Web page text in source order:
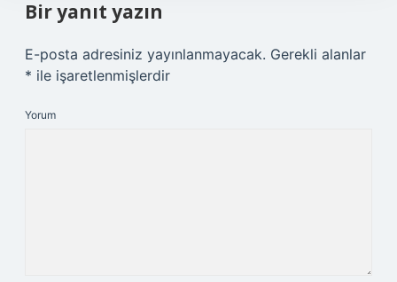
Bir yanıt yazın
E-posta adresiniz yayınlanmayacak. Gerekli alanlar
* ile işaretlenmişlerdir
Yorum